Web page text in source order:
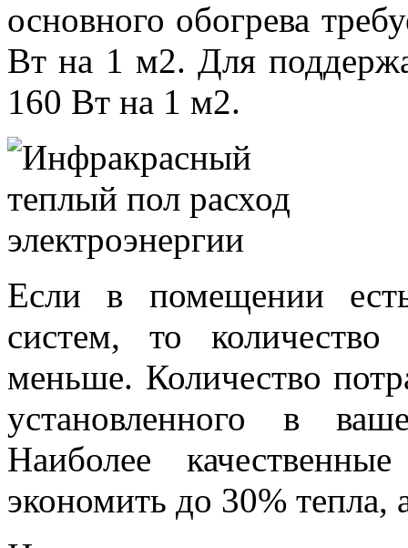
основного обогрева
Вт на 1 м2. Для
160 Вт на 1 м2.
Если в помещении
систем, то количество
меньше. Количество
установленного в
Наиболее
экономить до 30% тепла,